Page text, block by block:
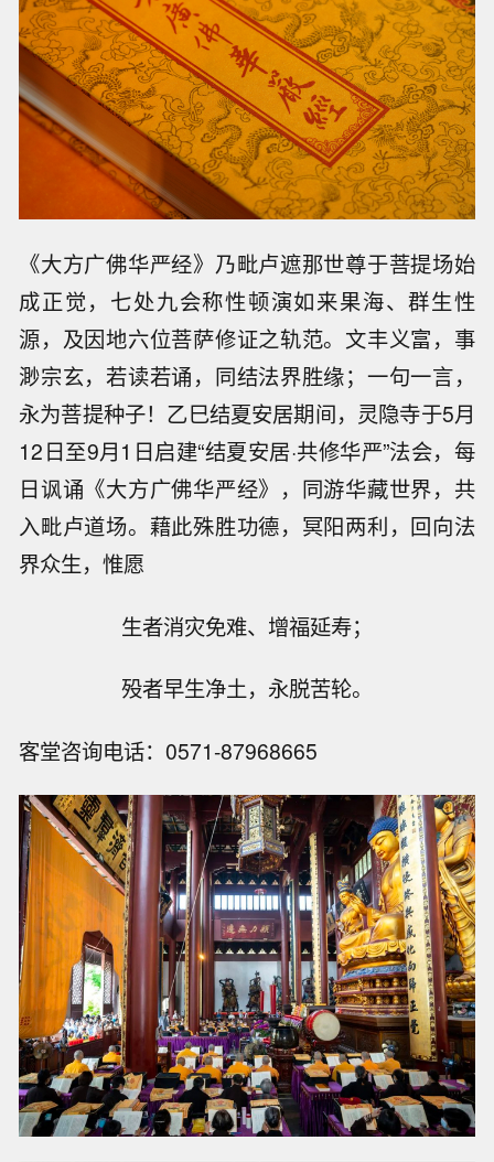
《大方广佛华严经》乃毗卢遮那世尊于菩提场始
成正觉，七处九会称性顿演如来果海、群生性
源，及因地六位菩萨修证之轨范。文丰义富，事
渺宗玄，若读若诵，同结法界胜缘；一句一言，
永为菩提种子！乙巳结夏安居期间，灵隐寺于5月
12日至9月1日启建“结夏安居·共修华严”法会，每
日讽诵《大方广佛华严经》，同游华藏世界，共
入毗卢道场。藉此殊胜功德，冥阳两利，回向法
界众生，惟愿
生者消灾免难、增福延寿；
殁者早生净土，永脱苦轮。
客堂咨询电话：0571-87968665